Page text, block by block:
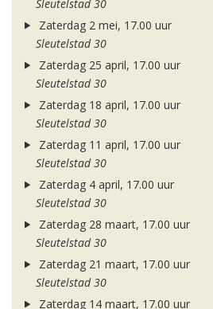
Sleutelstad 30
Zaterdag 2 mei, 17.00 uur
Sleutelstad 30
Zaterdag 25 april, 17.00 uur
Sleutelstad 30
Zaterdag 18 april, 17.00 uur
Sleutelstad 30
Zaterdag 11 april, 17.00 uur
Sleutelstad 30
Zaterdag 4 april, 17.00 uur
Sleutelstad 30
Zaterdag 28 maart, 17.00 uur
Sleutelstad 30
Zaterdag 21 maart, 17.00 uur
Sleutelstad 30
Zaterdag 14 maart, 17.00 uur